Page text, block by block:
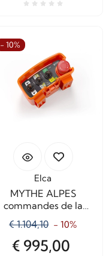
- 10%
Elca
MYTHE ALPES
commandes de la
télécommande pour
treuil forestier
€ 1.104,10 - 10%
€ 995,00